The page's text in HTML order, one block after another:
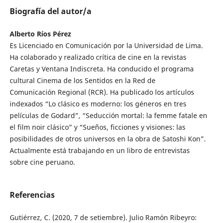
Biografía del autor/a
Alberto Ríos Pérez
Es Licenciado en Comunicación por la Universidad de Lima.
Ha colaborado y realizado crítica de cine en la revistas
Caretas y Ventana Indiscreta. Ha conducido el programa
cultural Cinema de los Sentidos en la Red de
Comunicación Regional (RCR). Ha publicado los artículos
indexados “Lo clásico es moderno: los géneros en tres
películas de Godard”, “Seducción mortal: la femme fatale en
el film noir clásico” y “Sueños, ficciones y visiones: las
posibilidades de otros universos en la obra de Satoshi Kon”.
Actualmente está trabajando en un libro de entrevistas
sobre cine peruano.
Referencias
Gutiérrez, C. (2020, 7 de setiembre). Julio Ramón Ribeyro: